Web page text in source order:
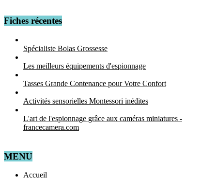
Fiches récentes
Spécialiste Bolas Grossesse
Les meilleurs équipements d'espionnage
Tasses Grande Contenance pour Votre Confort
Activités sensorielles Montessori inédites
L'art de l'espionnage grâce aux caméras miniatures -
francecamera.com
MENU
Accueil